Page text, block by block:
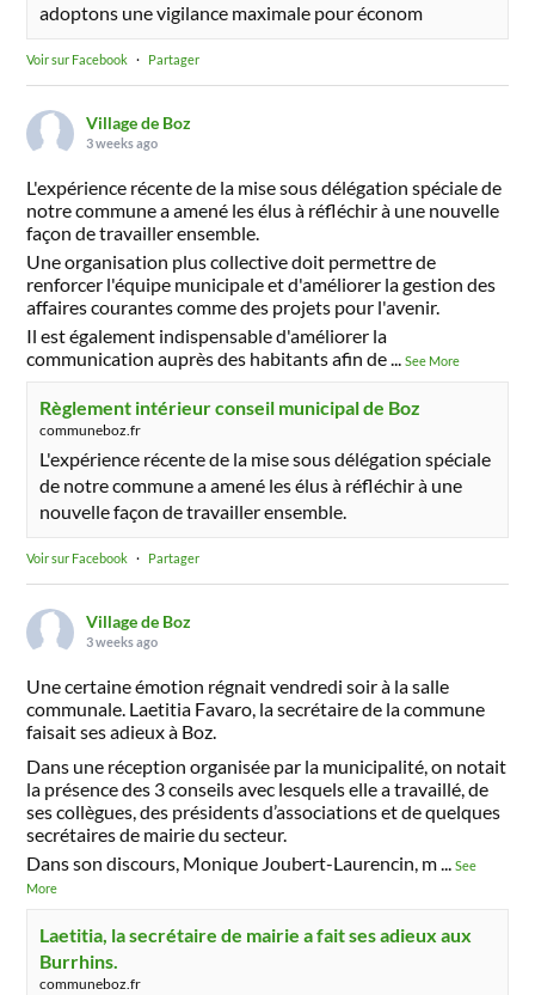
adoptons une vigilance maximale pour économ
Voir sur Facebook · Partager
Village de Boz
3 weeks ago
L'expérience récente de la mise sous délégation spéciale de
notre commune a amené les élus à réfléchir à une nouvelle
façon de travailler ensemble.
Une organisation plus collective doit permettre de
renforcer l'équipe municipale et d'améliorer la gestion des
affaires courantes comme des projets pour l'avenir.
Il est également indispensable d'améliorer la
communication auprès des habitants afin de...See More
Règlement intérieur conseil municipal de Boz
communeboz.fr
L'expérience récente de la mise sous délégation spéciale
de notre commune a amené les élus à réfléchir à une
nouvelle façon de travailler ensemble.
Voir sur Facebook · Partager
Village de Boz
3 weeks ago
Une certaine émotion régnait vendredi soir à la salle
communale. Laetitia Favaro, la secrétaire de la commune
faisait ses adieux à Boz.
Dans une réception organisée par la municipalité, on notait
la présence des 3 conseils avec lesquels elle a travaillé, de
ses collègues, des présidents d’associations et de quelques
secrétaires de mairie du secteur.
Dans son discours, Monique Joubert-Laurencin, m...See
More
Laetitia, la secrétaire de mairie a fait ses adieux aux
Burrhins.
communeboz.fr